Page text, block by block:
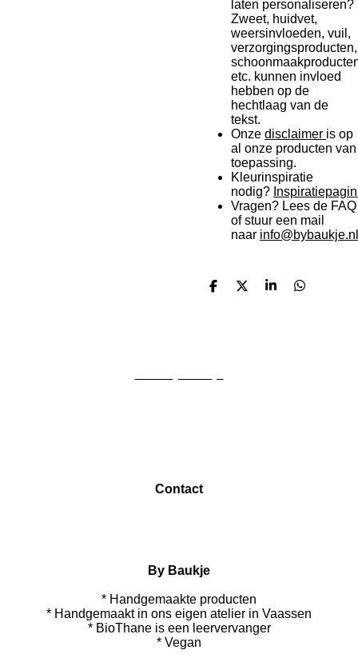
laten personaliseren?
Zweet, huidvet,
weersinvloeden, vuil,
verzorgingsproducten,
etc. kunnen invloed
hebben op de
hechtlaag van de
tekst.
Onze disclaimer is op
al onze producten van
toepassing.
Kleurinspiratie
nodig?
Vragen? Lees de FAQ
of stuur een mail
naar info@bybaukje.nl
D
D
S
D
Contact
By Baukje
* Handgemaakte producten
* Handgemaakt in ons eigen atelier in Vaassen
* BioThane is een leervervanger
* Vegan